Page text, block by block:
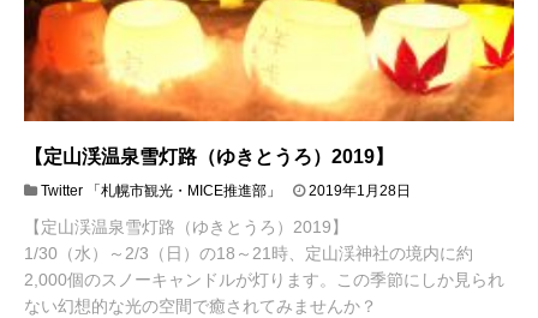
【定山渓温泉雪灯路（ゆきとうろ）2019】
Twitter 「札幌市観光・MICE推進部」 2019年1月28日
9
年
1
【定山渓温泉雪灯路（ゆきとうろ）2019】
1/30（水）～2/3（日）の18～21時、定山渓神社の境内に約
2,000個のスノーキャンドルが灯ります。この季節にしか見られ
ない幻想的な光の空間で癒されてみませんか？